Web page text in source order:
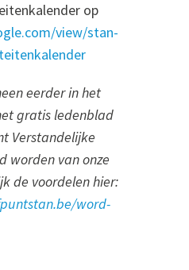
op
view/stan-
eerder in het
gratis ledenblad
Verstandelijke
worden van onze
de voordelen hier:
word-